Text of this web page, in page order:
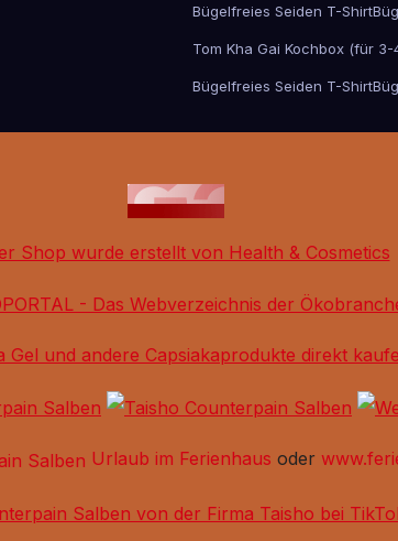
Bügelfreies Seiden T-Shirt
Tom Kha Gai Kochbox (für 3-
Bügelfreies Seiden T-Shirt
Shop wurde erstellt von Health & Cosmetics
Gel und andere Capsiakaprodukte direkt
Urlaub im Ferienhaus oder